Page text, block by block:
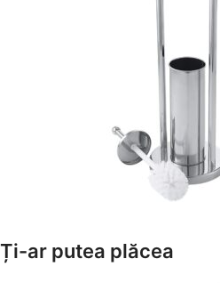
Suporți Hârtie Igenică
Ți-ar putea plăcea